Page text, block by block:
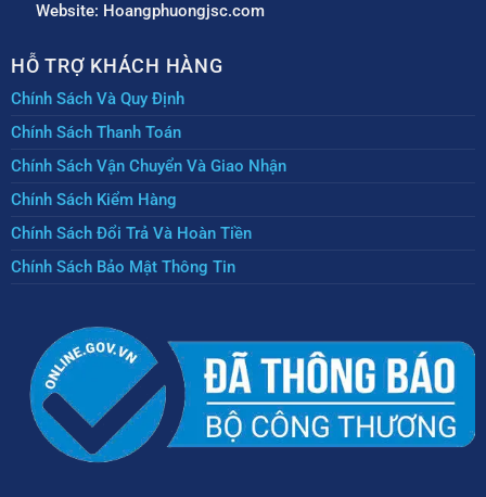
Website: Hoangphuongjsc.com
HỖ TRỢ KHÁCH HÀNG
Chính Sách Và Quy Định
Chính Sách Thanh Toán
Chính Sách Vận Chuyển Và Giao Nhận
Chính Sách Kiểm Hàng
Chính Sách Đổi Trả Và Hoàn Tiền
Chính Sách Bảo Mật Thông Tin